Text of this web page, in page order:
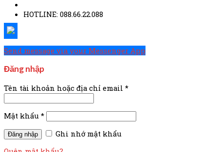
HOTLINE: 088.66.22.088
Send message via your Messenger App
Đăng nhập
Tên tài khoản hoặc địa chỉ email *
Mật khẩu *
Ghi nhớ mật khẩu